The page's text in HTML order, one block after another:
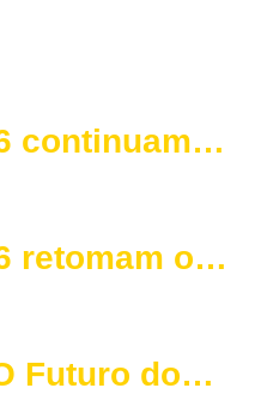
continuam
retomam o
Futuro do